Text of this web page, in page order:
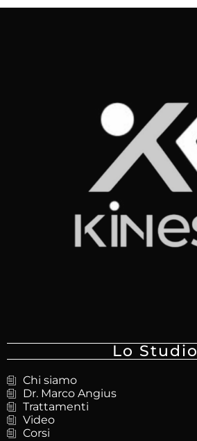
Lo Studio
Chi siamo
Dr. Marco Angius
Trattamenti
Video
Corsi